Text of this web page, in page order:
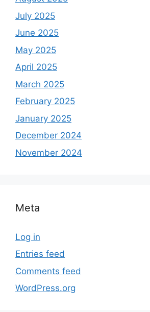
July 2025
June 2025
May 2025
April 2025
March 2025
February 2025
January 2025
December 2024
November 2024
Meta
Log in
Entries feed
Comments feed
WordPress.org